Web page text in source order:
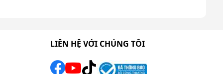
LIÊN HỆ VỚI CHÚNG TÔI